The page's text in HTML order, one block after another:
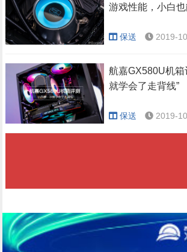
游戏性能，小白也
保送 2019-
航嘉GX580U机
就学会了走背线”
保送 2019-